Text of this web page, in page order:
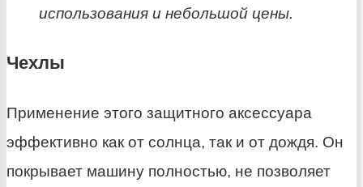
использования и небольшой цены.
Чехлы
Применение этого защитного аксессуара
эффективно как от солнца, так и от дождя. Он
покрывает машину полностью, не позволяет